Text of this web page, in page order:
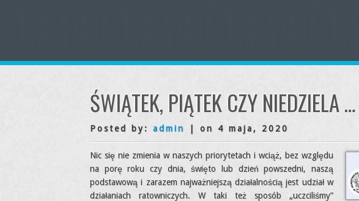
ŚWIĄTEK, PIĄTEK CZY NIEDZIELA …
Posted by: admin | on 4 maja, 2020
Nic się nie zmienia w naszych priorytetach i wciąż, bez względu
na porę roku czy dnia, święto lub dzień powszedni, naszą
podstawową i zarazem najważniejszą działalnością jest udział w
działaniach ratowniczych. W taki też sposób „uczciliśmy”